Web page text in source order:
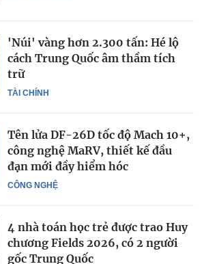
TÀI CHÍNH
'Núi' vàng hơn 2.300 tấn: Hé lộ
cách Trung Quốc âm thầm tích
trữ
CÔNG NGHỆ
Tên lửa DF-26D tốc độ Mach 10+,
công nghệ MaRV, thiết kế đầu
đạn mới đầy hiểm hóc
4 nhà toán học trẻ được trao Huy
chương Fields 2026, có 2 người
gốc Trung Quốc